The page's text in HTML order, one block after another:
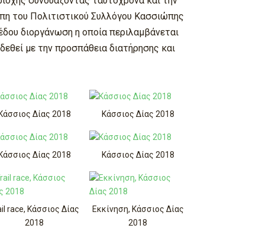
του Πολιτιστικού Συλλόγου Κασσιώπης
διοργάνωση η οποία περιλαμβάνεται
με την προσπάθεια διατήρησης και
Κάσσιος Δίας 2018 Κάσσιος Δίας 2018
Κάσσιος Δίας 2018 Κάσσιος Δίας 2018
race, Κάσσιος Δίας
2018
Εκκίνηση, Κάσσιος Δίας
2018